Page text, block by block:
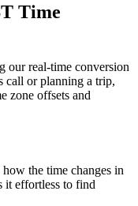
Time
our real-time conversion
call or planning a trip,
zone offsets and
the time changes in
it effortless to find